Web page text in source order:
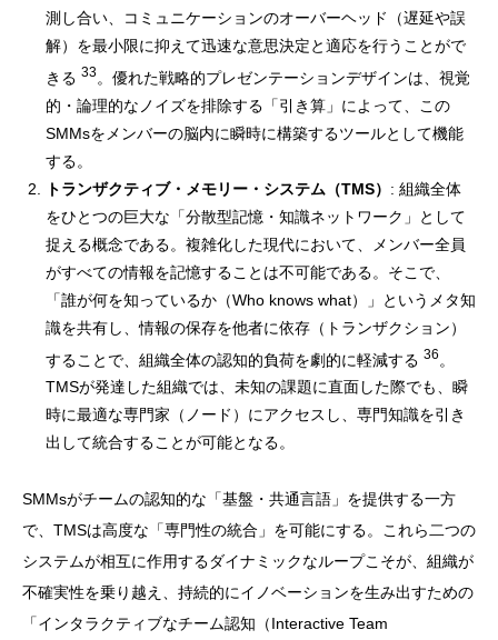
測し合い、コミュニケーションのオーバーヘッド（遅延や誤
解）を最小限に抑えて迅速な意思決定と適応を行うことがで
きる 33。優れた戦略的プレゼンテーションデザインは、視覚
的・論理的なノイズを排除する「引き算」によって、この
SMMsをメンバーの脳内に瞬時に構築するツールとして機能
する。
トランザクティブ・メモリー・システム（TMS） : 組織全体
をひとつの巨大な「分散型記憶・知識ネットワーク」として
捉える概念である。複雑化した現代において、メンバー全員
がすべての情報を記憶することは不可能である。そこで、
「誰が何を知っているか（Who knows what）」というメタ知
識を共有し、情報の保存を他者に依存（トランザクション）
することで、組織全体の認知的負荷を劇的に軽減する 36 。
TMSが発達した組織では、未知の課題に直面した際でも、瞬
時に最適な専門家（ノード）にアクセスし、専門知識を引き
出して統合することが可能となる。
SMMsがチームの認知的な「基盤・共通言語」を提供する一方
で、TMSは高度な「専門性の統合」を可能にする。これら二つの
システムが相互に作用するダイナミックなループこそが、組織が
不確実性を乗り越え、持続的にイノベーションを生み出すための
「インタラクティブなチーム認知（Interactive Team